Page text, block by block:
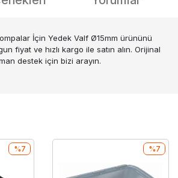
İçin Yedek Valf Ø15mm ürününü
fiyat ve hızlı kargo ile satın alın. Orijinal
destek için bizi arayın.
%7 %7